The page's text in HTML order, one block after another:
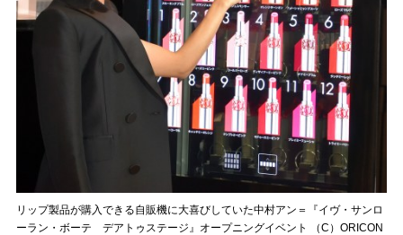
リップ製品が購入できる自販機に大喜びしていた中村アン＝『イヴ・サンロ
ーラン・ボーテ デアトゥステージ』オープニングイベント （C）ORICON